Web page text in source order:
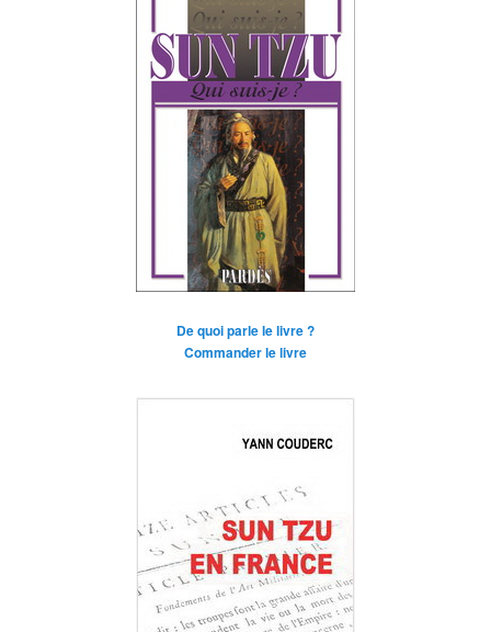
De quoi parle le livre ?
Commander le livre